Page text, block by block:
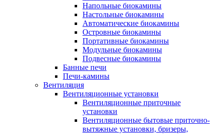
Напольные биокамины
Настольные биокамины
Автоматические биокамины
Островные биокамины
Портативные биокамины
Модульные биокамины
Подвесные биокамины
Банные печи
Печи-камины
Вентиляция
Вентиляционные установки
Вентиляционные приточные
установки
Вентиляционные бытовые приточно-
вытяжные установки, бризеры,